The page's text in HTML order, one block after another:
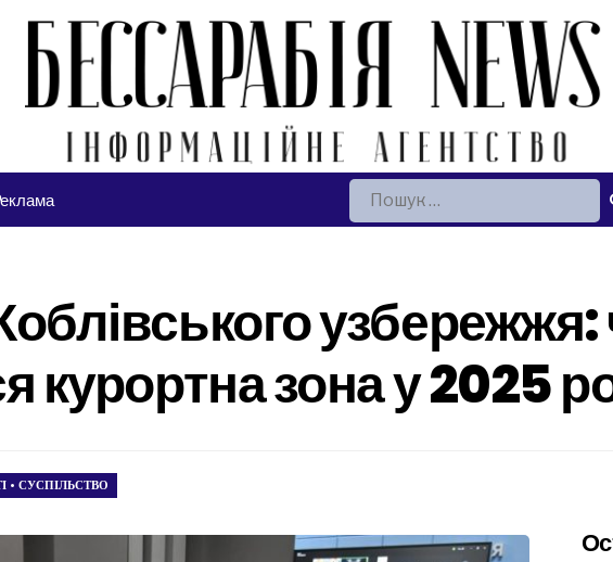
Пошук:
узбережжя:
курортна зона у 2025
• СУСПІЛЬСТВО